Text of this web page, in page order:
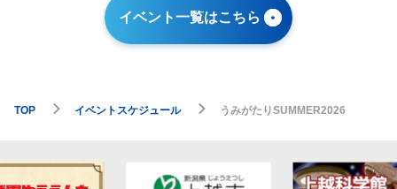
イベント一覧はこちら
TOP イベントスケジュール うみがたりSUMMER2026